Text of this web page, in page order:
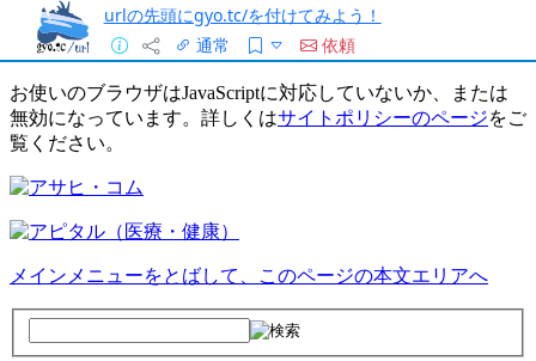
urlの先頭にgyo.tc/を付けてみよう！
通常
依頼